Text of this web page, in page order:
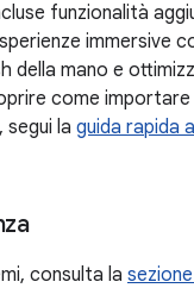
funzionalità
immersive
della mano e
come
la guida rapida
consulta la